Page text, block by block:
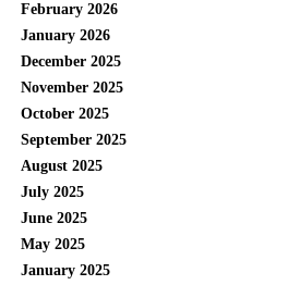
February 2026
January 2026
December 2025
November 2025
October 2025
September 2025
August 2025
July 2025
June 2025
May 2025
January 2025